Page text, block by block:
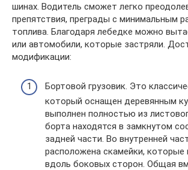
шинах. Водитель сможет легко
препятствия, преграды с минимальным
топлива. Благодаря лебедке можно
или автомобили, которые застряли.
модификации:
Бортовой грузовик. Это
который оснащен деревянным
выполнен полностью из
борта находятся в замкнутом
задней части. Во внутренней
расположена скамейки, которые
вдоль боковых сторон. Общая